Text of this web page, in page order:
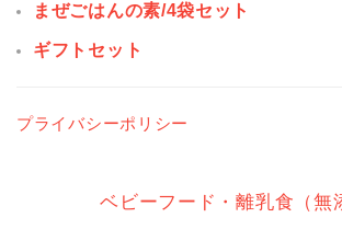
まぜごはんの素/4袋セット
ギフトセット
プライバシーポリシー
ベビーフード・離乳食（無